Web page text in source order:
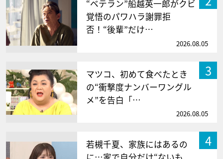
“ベテラン”船越英一郎がクビ
覚悟のパワハラ謝罪拒
否！“後輩”だけ…
2026.08.05
3
マツコ、初めて食べたとき
の“衝撃度ナンバーワングル
メ”を告白「…
2026.08.05
4
若槻千夏、家族にはあるの